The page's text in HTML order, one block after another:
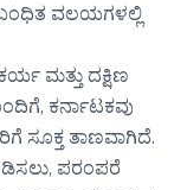
ವಲಯಗಳಲ್ಲಿ
ಮತ್ತು ದಕ್ಷಿಣ
ಕರ್ನಾಟಕವು
ಸೂಕ್ತ ತಾಣವಾಗಿದೆ.
ಪರಂಪರೆ